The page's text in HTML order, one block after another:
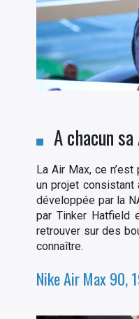
A chacun
La Air Max, ce
un projet consistant
développée par la
par Tinker Hatfield
retrouver sur des
connaître.
Nike Air Max 90,